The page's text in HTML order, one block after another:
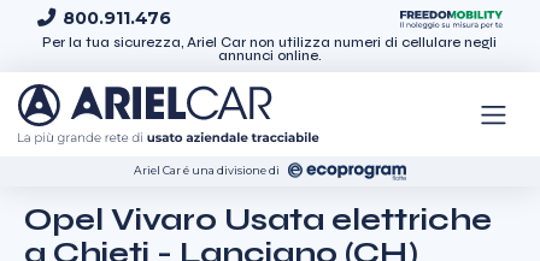
Skip to content
800.911.476
Per la tua sicurezza, Ariel Car non utilizza numeri di cellulare negli
annunci online.
Ariel Car é una divisione di
Opel Vivaro Usata elettriche
a Chieti - Lanciano (CH)